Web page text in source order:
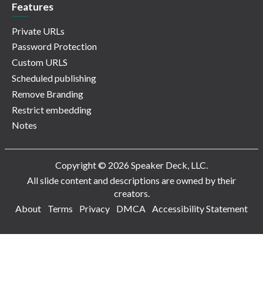
Features
Private URLs
Password Protection
Custom URLS
Scheduled publishing
Remove Branding
Restrict embedding
Notes
Copyright © 2026 Speaker Deck, LLC.
All slide content and descriptions are owned by their
creators.
About
Terms Privacy DMCA Accessibility Statement